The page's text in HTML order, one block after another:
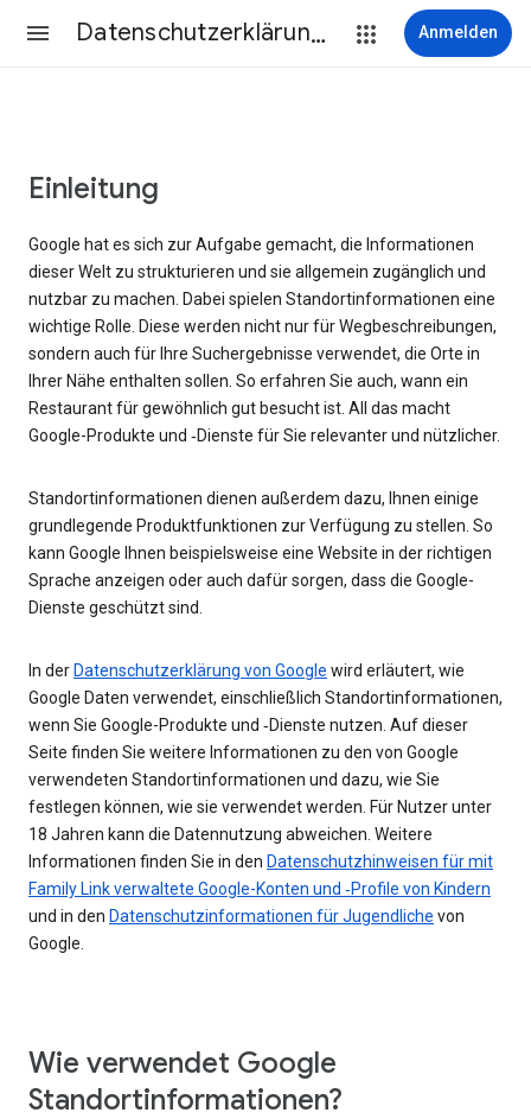
Datenschutzerklärung & Nutzungsbedingungen Anmelden
Einleitung
Google hat es sich zur Aufgabe gemacht, die Informationen
dieser Welt zu strukturieren und sie allgemein zugänglich und
nutzbar zu machen. Dabei spielen Standortinformationen eine
wichtige Rolle. Diese werden nicht nur für Wegbeschreibungen,
sondern auch für Ihre Suchergebnisse verwendet, die Orte in
Ihrer Nähe enthalten sollen. So erfahren Sie auch, wann ein
Restaurant für gewöhnlich gut besucht ist. All das macht
Google-Produkte und ‑Dienste für Sie relevanter und nützlicher.
Standortinformationen dienen außerdem dazu, Ihnen einige
grundlegende Produktfunktionen zur Verfügung zu stellen. So
kann Google Ihnen beispielsweise eine Website in der richtigen
Sprache anzeigen oder auch dafür sorgen, dass die Google-
Dienste geschützt sind.
In der Datenschutzerklärung von Google wird erläutert, wie
Google Daten verwendet, einschließlich Standortinformationen,
wenn Sie Google-Produkte und ‑Dienste nutzen. Auf dieser
Seite finden Sie weitere Informationen zu den von Google
verwendeten Standortinformationen und dazu, wie Sie
festlegen können, wie sie verwendet werden. Für Nutzer unter
18 Jahren kann die Datennutzung abweichen. Weitere
Informationen finden Sie in den Datenschutzhinweisen für mit
Family Link verwaltete Google-Konten und ‑Profile von Kindern
und in den Datenschutzinformationen für Jugendliche von
Google.
Wie verwendet Google
Standortinformationen?